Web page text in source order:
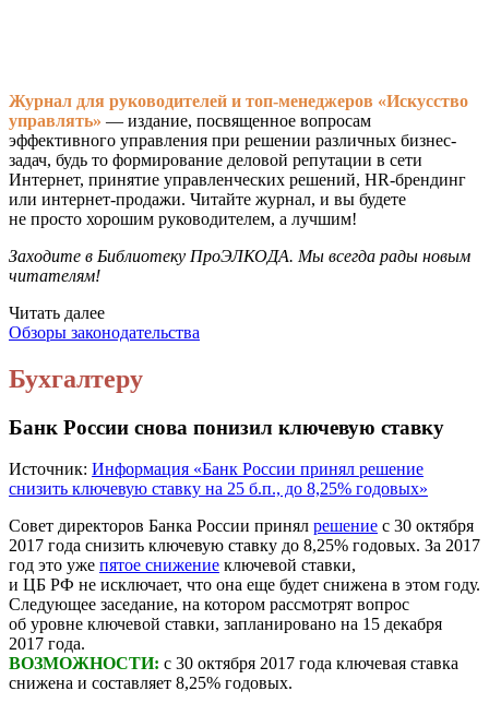
Журнал для руководителей и топ-менеджеров «Искусство
управлять» — издание, посвященное вопросам
эффективного управления при решении различных бизнес-
задач, будь то формирование деловой репутации в сети
Интернет, принятие управленческих решений, HR-брендинг
или интернет-продажи. Читайте журнал, и вы будете
не просто хорошим руководителем, а лучшим!
Заходите в Библиотеку ПроЭЛКОДА. Мы всегда рады новым
читателям!
Читать далее
Обзоры законодательства
Бухгалтеру
Банк России снова понизил ключевую ставку
Источник: Информация «Банк России принял решение
снизить ключевую ставку на 25 б.п., до 8,25% годовых»
Совет директоров Банка России принял решение с 30 октября
2017 года снизить ключевую ставку до 8,25% годовых. За 2017
год это уже пятое снижение ключевой ставки,
и ЦБ РФ не исключает, что она еще будет снижена в этом году.
Следующее заседание, на котором рассмотрят вопрос
об уровне ключевой ставки, запланировано на 15 декабря
2017 года.
ВОЗМОЖНОСТИ: с 30 октября 2017 года ключевая ставка
снижена и составляет 8,25% годовых.